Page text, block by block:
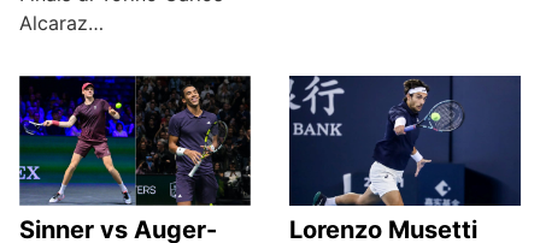
Alcaraz…
Sinner vs Auger-
Lorenzo Musetti